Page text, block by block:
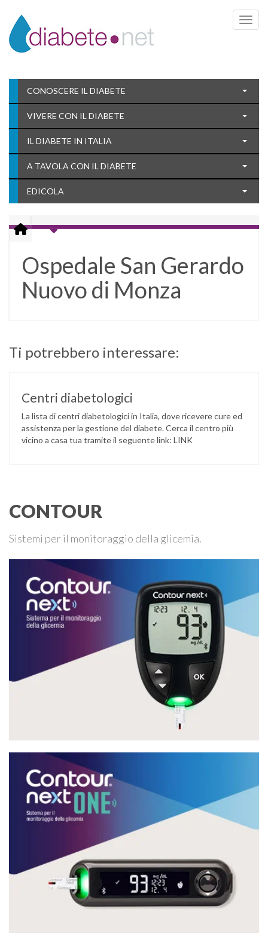
Toggle
CONOSCERE IL DIABETE
VIVERE CON IL DIABETE
IL DIABETE IN ITALIA
A TAVOLA CON IL DIABETE
EDICOLA
Ospedale San Gerardo
Nuovo di Monza
Ti potrebbero interessare:
Centri diabetologici
La lista di centri diabetologici in Italia, dove ricevere cure ed
assistenza per la gestione del diabete. Cerca il centro più
vicino a casa tua tramite il seguente link: LINK
CONTOUR
Sistemi per il monitoraggio della glicemia.